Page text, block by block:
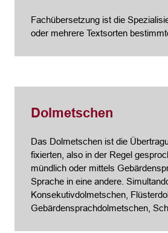
Fachübersetzung ist die
oder mehrere Textsorten
Dolmetschen
Das Dolmetschen ist die
fixierten, also in der Regel
mündlich oder mittels
Sprache in eine andere.
Konsekutivdolmetschen,
Gebärdensprachdolmetschen,